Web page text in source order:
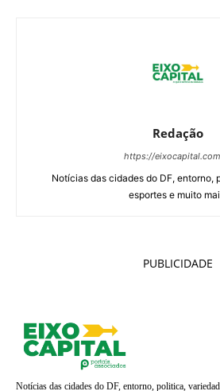
Redação
https://
Notícias das cidades do DF, entorno,
esportes e muito
PUBLICIDADE
Notícias das cidades do DF, entorno, politica,